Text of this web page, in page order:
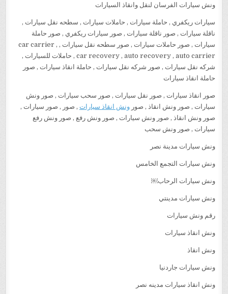
ونش سيارات الفرسان لنقل وانقاذ السيارات
سيارات ريكفري , حاملة سيارات , حاملات سيارات , سطحه نقل سيارات ,
ناقلة سيارات , صور ناقلة سيارات , صور سيارات ريكفري , صور حاملة
سيارات , صور حاملات سيارات , صور سطحه نقل سيارات , car carrier ,
car recovery , auto recovery , auto carrier , حاملات للسيارات ,
شركه نقل سيارات , صور شركه نقل سيارات , حاملة انقاذ سيارات , صور
حاملة انقاذ سيارات
صور انقاذ سيارات , صور نقل سيارات , صور سحب سيارات , صور ونش
سيارات , صور ونش انقاذ , صورونش انقاذ سيارات , صور , صور سيارات ,
صور ونش انقاذ , صور ونش سيارات , صور ونش رفع , صور ونش رفع
سيارات , صور ونش سحب
ونش سيارات مدينة نصر
ونش سيارات التجمع الخامس
‏ونش ‏سيارات الرحاب￼
‏ونش سيارات مدينتي
رقم ونش سيارات
ونش انقاذ سيارات
ونش انقاذ
ونش سيارات جاردنيا
ونش انقاذ سيارات مدينه نصر